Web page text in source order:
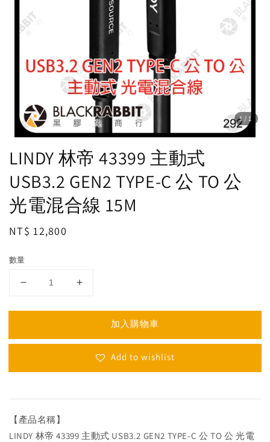
1 /1
LINDY 林帝 43399 主動式
USB3.2 GEN2 TYPE-C 公 TO 公
光電混合線 15M
Regular
NT$ 12,800
數量
加入購物車
Add to wishlist
【產品名稱】
LINDY 林帝 43399 主動式 USB3.2 GEN2 TYPE-C 公 TO 公 光電